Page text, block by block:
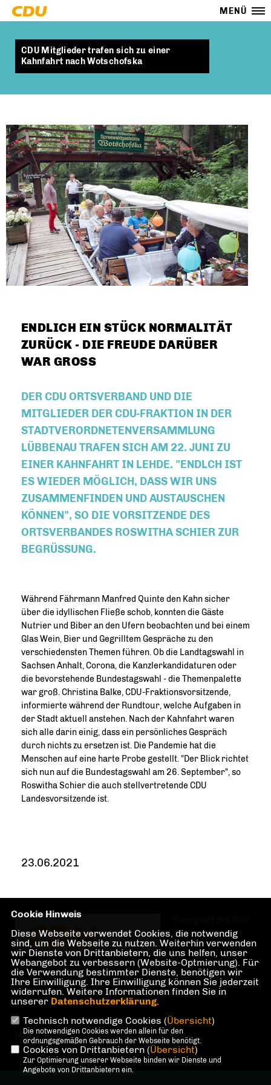
MENÜ
CDU Mitglieder trafen sich zu einer
Kahnfahrt nach Wotschofska
ENDLICH EIN STÜCK NORMALITÄT
ZURÜCK - DIE FREUDE DARÜBER
WAR GROSS
DER CDU ORTSVERBAND UND DIE
MITGLIEDER DER CDU-FRAKTION IN DER
STADTVERORDNETENVERSAMMLUNG
LÜBBENAU TRAFEN SICH AM 22. JUNI ZU
EINER KAHNFAHRT IN LEHDE. "ENDLCH IST
ES WIEDER MÖGLICH, DASS WIR UNS
ZUSAMMENFINDEN UND AUSTAUSCHEN
KÖNNEN", SO DIE VORSITZENDE DES
ORTSVERBANDES ROSWITHA SCHIER ZUR
BEGRÜSSUNG.
Während Fährmann Manfred Quinte den Kahn sicher
über die idyllischen Fließe schob, konnten die Gäste
Nutrier und Biber an den Ufern beobachten und bei einem
Glas Wein, Bier und Gegrilltem Gespräche zu den
verschiedensten Themen führen. Ob die Landtagswahl in
Sachsen Anhalt, Corona, die Kanzlerkandidaturen oder
die bevorstehende Bundestagswahl - die Themenpalette
war groß. Christina Balke, CDU-Fraktionsvorsitzende,
informierte während der Rundtour, welche Aufgaben in
der Stadt aktuell anstehen. Nach der Kahnfahrt waren
sich alle darin einig, dass ein persönliches Gespräch
durch nichts zu ersetzen ist. Die Pandemie hat die
Menschen auf eine harte Probe gestellt. "Der Blick richtet
sich nun auf die Bundestagswahl am 26. September", so
Roswitha Schier die auch stellvertretende CDU
Landesvorsitzende ist.
23.06.2021
Ortsverbandes
Lübbenau/Spreewald
IMPRESSUM DATENSCHUTZ KONTAKT
Cookie Hinweis
Diese Webseite verwendet Cookies, die notwendig
sind, um die Webseite zu nutzen. Weiterhin verwenden
wir Dienste von Drittanbietern, die uns helfen, unser
Webangebot zu verbessern (Website-Optmierung). Für
die Verwendung bestimmter Dienste, benötigen wir
Ihre Einwilligung. Ihre Einwilligung können Sie jederzeit
widerrufen. Weitere Informationen finden Sie in
unserer Datenschutzerklärung.
Technisch notwendige Cookies (Übersicht)
Die notwendigen Cookies werden allein für den
ordnungsgemäßen Gebrauch der Webseite benötigt.
Cookies von Drittanbietern (Übersicht)
Zur Optimierung unserer Webseite binden wir Dienste und
Angebote von Drittanbietern ein.